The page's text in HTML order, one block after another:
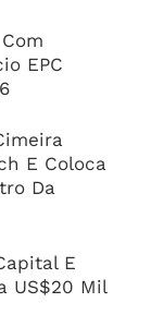
EPC
E Coloca
Da
E
US$20 Mil